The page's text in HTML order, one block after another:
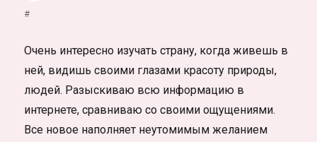
#
Очень интересно изучать страну, когда живешь в
ней, видишь своими глазами красоту природы,
людей. Разыскиваю всю информацию в
интернете, сравниваю со своими ощущениями.
Все новое наполняет неутомимым желанием